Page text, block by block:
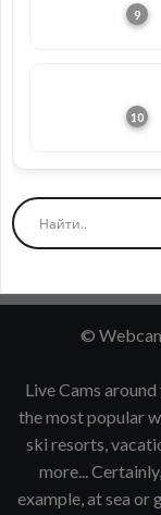
©
Live Cams
the most popular
ski resorts,
more...
example, at sea or